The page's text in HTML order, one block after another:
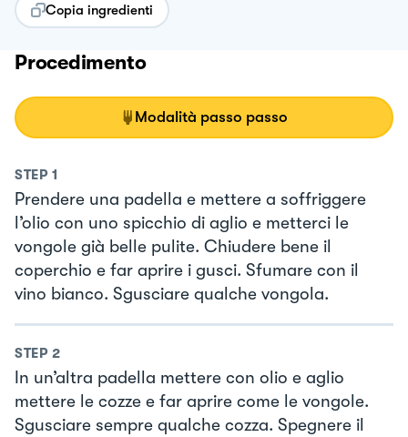
Copia ingredienti
Procedimento
Modalità passo passo
STEP 1
Prendere una padella e mettere a soffriggere
l’olio con uno spicchio di aglio e metterci le
vongole già belle pulite. Chiudere bene il
coperchio e far aprire i gusci. Sfumare con il
vino bianco. Sgusciare qualche vongola.
STEP 2
In un’altra padella mettere con olio e aglio
mettere le cozze e far aprire come le vongole.
Sgusciare sempre qualche cozza. Spegnere il